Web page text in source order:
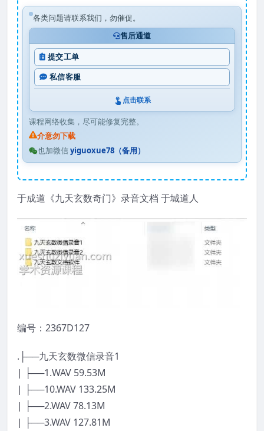
各类问题请联系我们，勿催促。
售后通道
提交工单
私信客服
点击联系
课程网络收集，尽可能修复完整。
介意勿下载
也加微信yiguoxue78（备用）
于成道《九天玄数奇门》录音文档 于城道人
编号：2367D127
.├──九天玄数微信录音1
| ├──1.WAV 59.53M
| ├──10.WAV 133.25M
| ├──2.WAV 78.13M
| ├──3.WAV 127.81M